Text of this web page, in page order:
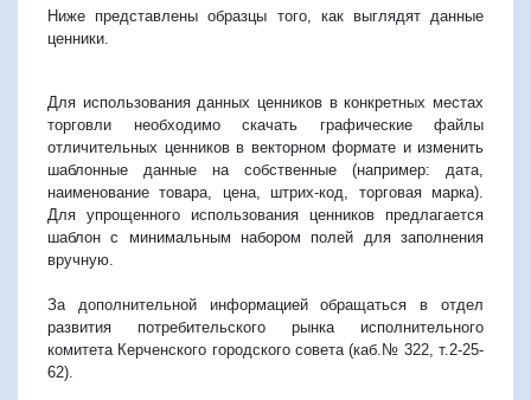
Ниже представлены образцы того, как выглядят данные
ценники.
Для использования данных ценников в конкретных местах
торговли необходимо скачать графические файлы
отличительных ценников в векторном формате и изменить
шаблонные данные на собственные (например: дата,
наименование товара, цена, штрих-код, торговая марка).
Для упрощенного использования ценников предлагается
шаблон с минимальным набором полей для заполнения
вручную.
За дополнительной информацией обращаться в отдел
развития потребительского рынка исполнительного
комитета Керченского городского совета (каб.№ 322, т.2-25-
62).